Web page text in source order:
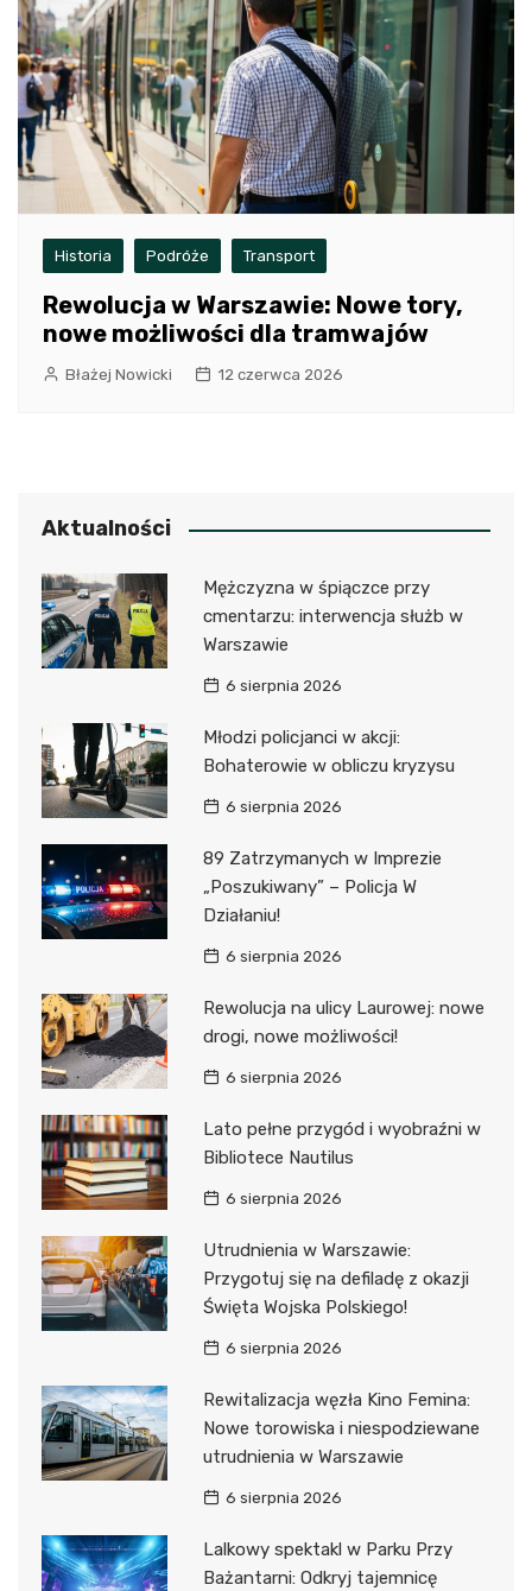
Historia Podróże Transport
Rewolucja w Warszawie: Nowe tory,
nowe możliwości dla tramwajów
Błażej Nowicki 12 czerwca 2026
Aktualności
Mężczyzna w śpiączce przy
cmentarzu: interwencja służb w
Warszawie
6 sierpnia 2026
Młodzi policjanci w akcji:
Bohaterowie w obliczu kryzysu
6 sierpnia 2026
89 Zatrzymanych w Imprezie
„Poszukiwany” – Policja W
Działaniu!
6 sierpnia 2026
Rewolucja na ulicy Laurowej: nowe
drogi, nowe możliwości!
6 sierpnia 2026
Lato pełne przygód i wyobraźni w
Bibliotece Nautilus
6 sierpnia 2026
Utrudnienia w Warszawie:
Przygotuj się na defiladę z okazji
Święta Wojska Polskiego!
6 sierpnia 2026
Rewitalizacja węzła Kino Femina:
Nowe torowiska i niespodziewane
utrudnienia w Warszawie
6 sierpnia 2026
Lalkowy spektakl w Parku Przy
Bażantarni: Odkryj tajemnicę